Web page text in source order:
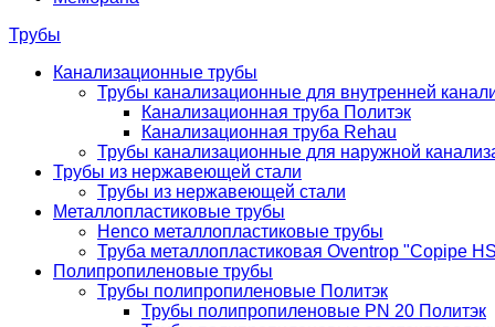
Трубы
Канализационные трубы
Трубы канализационные для внутренней
Канализационная труба Политэк
Канализационная труба Rehau
Трубы канализационные для наружной
Трубы из нержавеющей стали
Трубы из нержавеющей стали
Металлопластиковые трубы
Henco металлопластиковые трубы
Труба металлопластиковая Oventrop "Copipe
Полипропиленовые трубы
Трубы полипропиленовые Политэк
Трубы полипропиленовые PN 20 Политэк